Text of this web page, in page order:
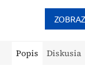
tomu odstraňuje
povlak oveľa
dôkladnejšie a
Popis Diskusia